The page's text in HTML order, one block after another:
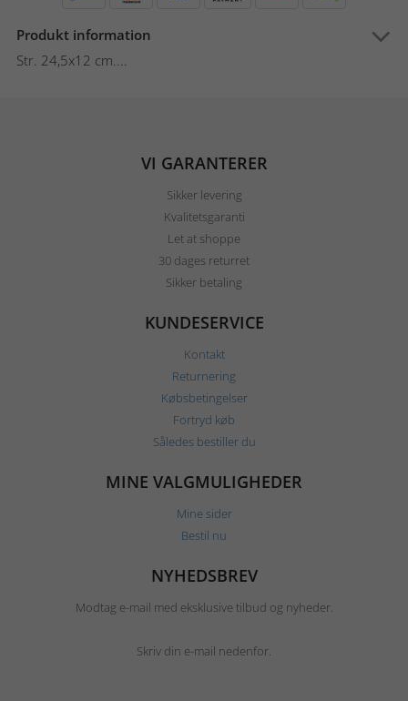
Produkt information
Str. 24,5x12 cm....
VI GARANTERER
Sikker levering
Kvalitetsgaranti
Let at shoppe
30 dages returret
Sikker betaling
KUNDESERVICE
Kontakt
Returnering
Købsbetingelser
Fortryd køb
Således bestiller du
MINE VALGMULIGHEDER
Mine sider
Bestil nu
NYHEDSBREV
Modtag e-mail med eksklusive tilbud og nyheder.
Skriv din e-mail nedenfor.